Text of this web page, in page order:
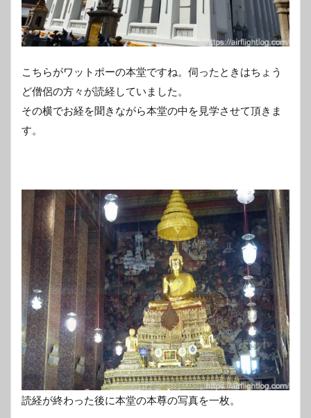
こちらがワットポーの本堂ですね。伺ったときはちょう
ど僧侶の方々が読経していました。
その横でお経を聞きながら本堂の中を見学させて頂きま
す。
読経が終わった後に本堂の本尊の写真を一枚。